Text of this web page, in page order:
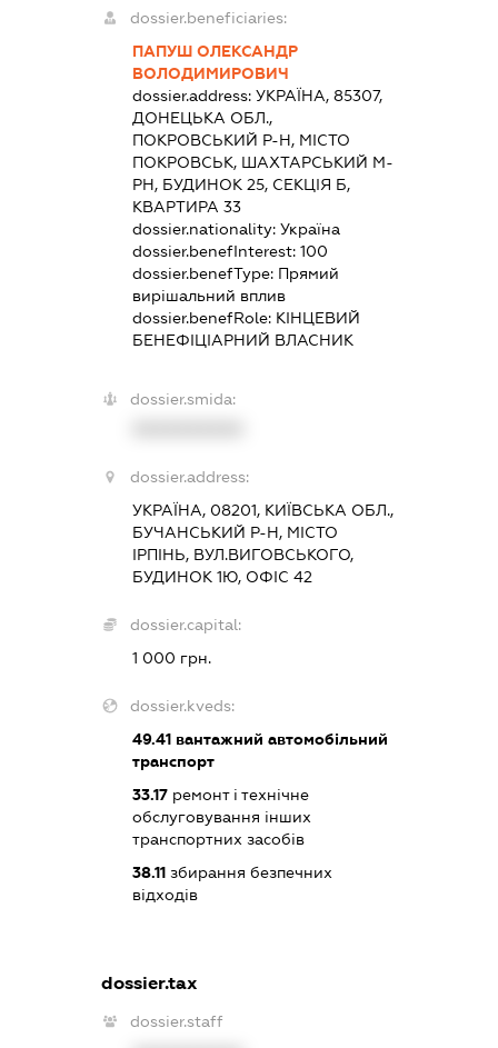
dossier.beneficiaries:
ПАПУШ ОЛЕКСАНДР
ВОЛОДИМИРОВИЧ
dossier.address:УКРАЇНА, 85307,
ДОНЕЦЬКА ОБЛ.,
ПОКРОВСЬКИЙ Р-Н, МІСТО
ПОКРОВСЬК, ШАХТАРСЬКИЙ М-
РН, БУДИНОК 25, СЕКЦІЯ Б,
КВАРТИРА 33
dossier.nationality:Україна
dossier.benefInterest:100
dossier.benefType: Прямий
вирішальний вплив
dossier.benefRole: КІНЦЕВИЙ
БЕНЕФІЦІАРНИЙ ВЛАСНИК
dossier.smida:
dossier.address:
УКРАЇНА, 08201, КИЇВСЬКА ОБЛ.,
БУЧАНСЬКИЙ Р-Н, МІСТО
ІРПІНЬ, ВУЛ.ВИГОВСЬКОГО,
БУДИНОК 1Ю, ОФІС 42
dossier.capital:
1 000 грн.
dossier.kveds:
49.41 вантажний автомобільний
транспорт
33.17 ремонт і технічне
обслуговування інших
транспортних засобів
38.11 збирання безпечних
відходів
dossier.tax
dossier.staff